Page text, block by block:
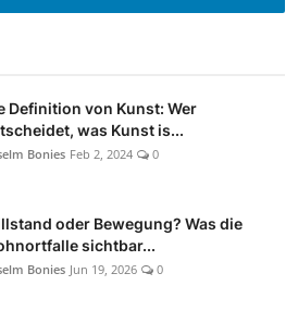
Definition von Kunst: Wer
was Kunst is...
Bonies Feb 2, 2024 0
oder Bewegung? Was die
sichtbar...
Bonies Jun 19, 2026 0